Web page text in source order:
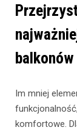
balkonów
Im mniej
komfortowe.